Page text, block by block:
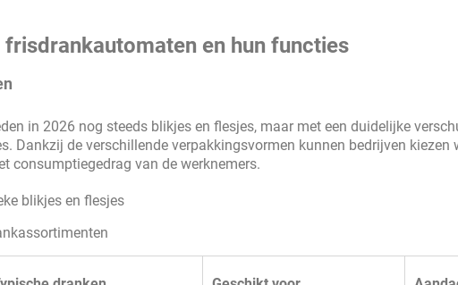
en hun functies
in 2026 nog steeds blikjes en flesjes, maar met een duidelijke
Dankzij de verschillende verpakkingsvormen kunnen bedrijven kiezen
consumptiegedrag van de werknemers.
blikjes en flesjes